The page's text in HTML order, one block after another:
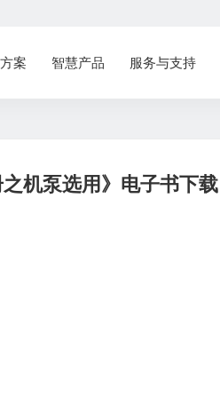
案 智慧产品 服务与支持
机泵选用》电子书下载